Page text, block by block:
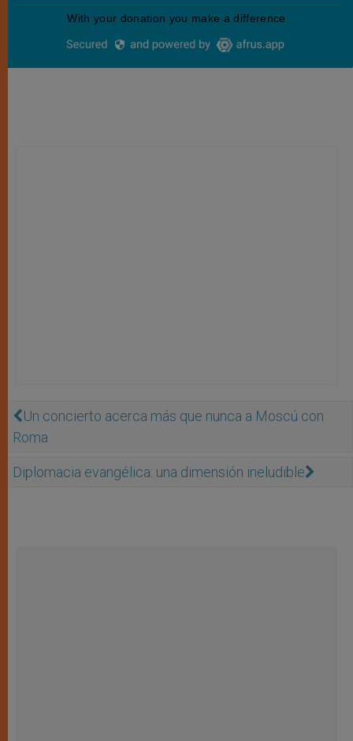
Un concierto acerca más que nunca a Moscú con
Roma
Diplomacia evangélica: una dimensión ineludible